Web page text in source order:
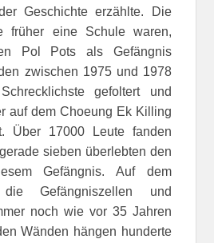
Geschichte erzählte. Die
früher eine Schule waren,
Pol Pots als Gefängnis
zwischen 1975 und 1978
gefoltert und
auf dem Choeung Ek Killing
Über 17000 Leute fanden
sieben überlebten den
Gefängnis. Auf dem
Gefängniszellen und
noch wie vor 35 Jahren
Wänden hängen hunderte